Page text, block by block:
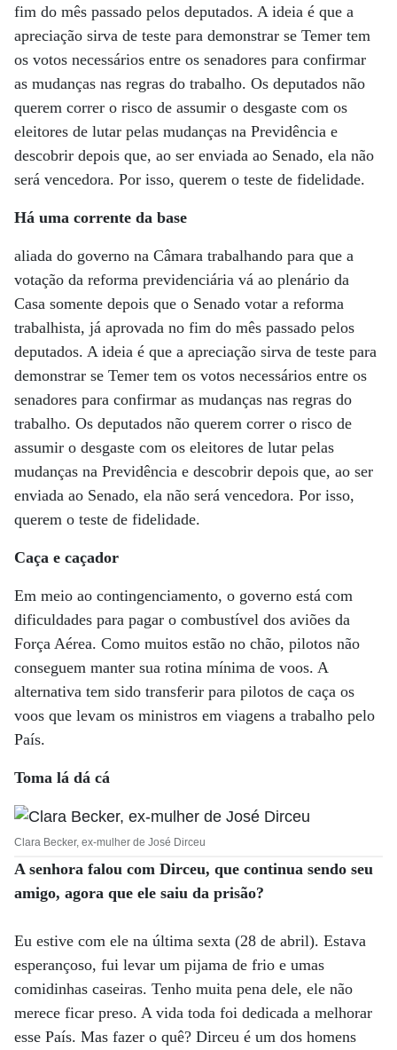
fim do mês passado pelos deputados. A ideia é que a
apreciação sirva de teste para demonstrar se Temer tem
os votos necessários entre os senadores para confirmar
as mudanças nas regras do trabalho. Os deputados não
querem correr o risco de assumir o desgaste com os
eleitores de lutar pelas mudanças na Previdência e
descobrir depois que, ao ser enviada ao Senado, ela não
será vencedora. Por isso, querem o teste de fidelidade.
Há uma corrente da base
aliada do governo na Câmara trabalhando para que a
votação da reforma previdenciária vá ao plenário da
Casa somente depois que o Senado votar a reforma
trabalhista, já aprovada no fim do mês passado pelos
deputados. A ideia é que a apreciação sirva de teste para
demonstrar se Temer tem os votos necessários entre os
senadores para confirmar as mudanças nas regras do
trabalho. Os deputados não querem correr o risco de
assumir o desgaste com os eleitores de lutar pelas
mudanças na Previdência e descobrir depois que, ao ser
enviada ao Senado, ela não será vencedora. Por isso,
querem o teste de fidelidade.
Caça e caçador
Em meio ao contingenciamento, o governo está com
dificuldades para pagar o combustível dos aviões da
Força Aérea. Como muitos estão no chão, pilotos não
conseguem manter sua rotina mínima de voos. A
alternativa tem sido transferir para pilotos de caça os
voos que levam os ministros em viagens a trabalho pelo
País.
Toma lá dá cá
Clara Becker, ex-mulher de José Dirceu
A senhora falou com Dirceu, que continua sendo seu
amigo, agora que ele saiu da prisão?
Eu estive com ele na última sexta (28 de abril). Estava
esperançoso, fui levar um pijama de frio e umas
comidinhas caseiras. Tenho muita pena dele, ele não
merece ficar preso. A vida toda foi dedicada a melhorar
esse País. Mas fazer o quê? Dirceu é um dos homens